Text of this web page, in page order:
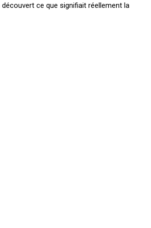
découvert ce que signifiait réellement la